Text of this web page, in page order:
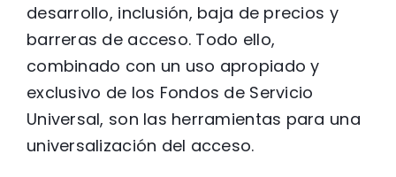
desarrollo, inclusión, baja de precios y
barreras de acceso. Todo ello,
combinado con un uso apropiado y
exclusivo de los Fondos de Servicio
Universal, son las herramientas para una
universalización del acceso.